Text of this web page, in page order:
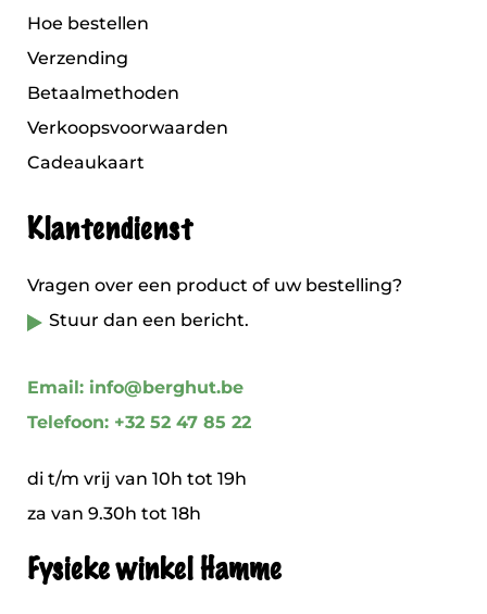
Hoe bestellen
Verzending
Betaalmethoden
Verkoopsvoorwaarden
Cadeaukaart
Klantendienst
Vragen over een product of uw bestelling?
Stuur dan een bericht.
Email: info@berghut.be
Telefoon: +32 52 47 85 22
di t/m vrij van 10h tot 19h
za van 9.30h tot 18h
Fysieke winkel Hamme